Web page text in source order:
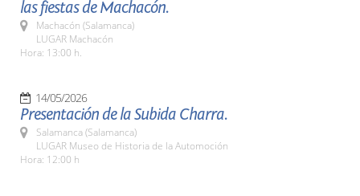
las fiestas de Machacón.
Machacón (Salamanca)
LUGAR Machacón
Hora: 13:00 h.
14/05/2026
Presentación de la Subida Charra.
Salamanca (Salamanca)
LUGAR Museo de Historia de la Automoción
Hora: 12:00 h